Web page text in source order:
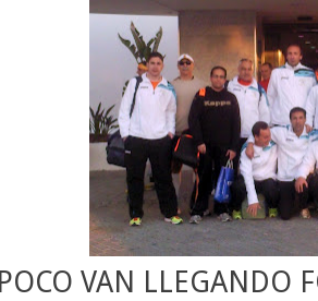
VAN LLEGANDO